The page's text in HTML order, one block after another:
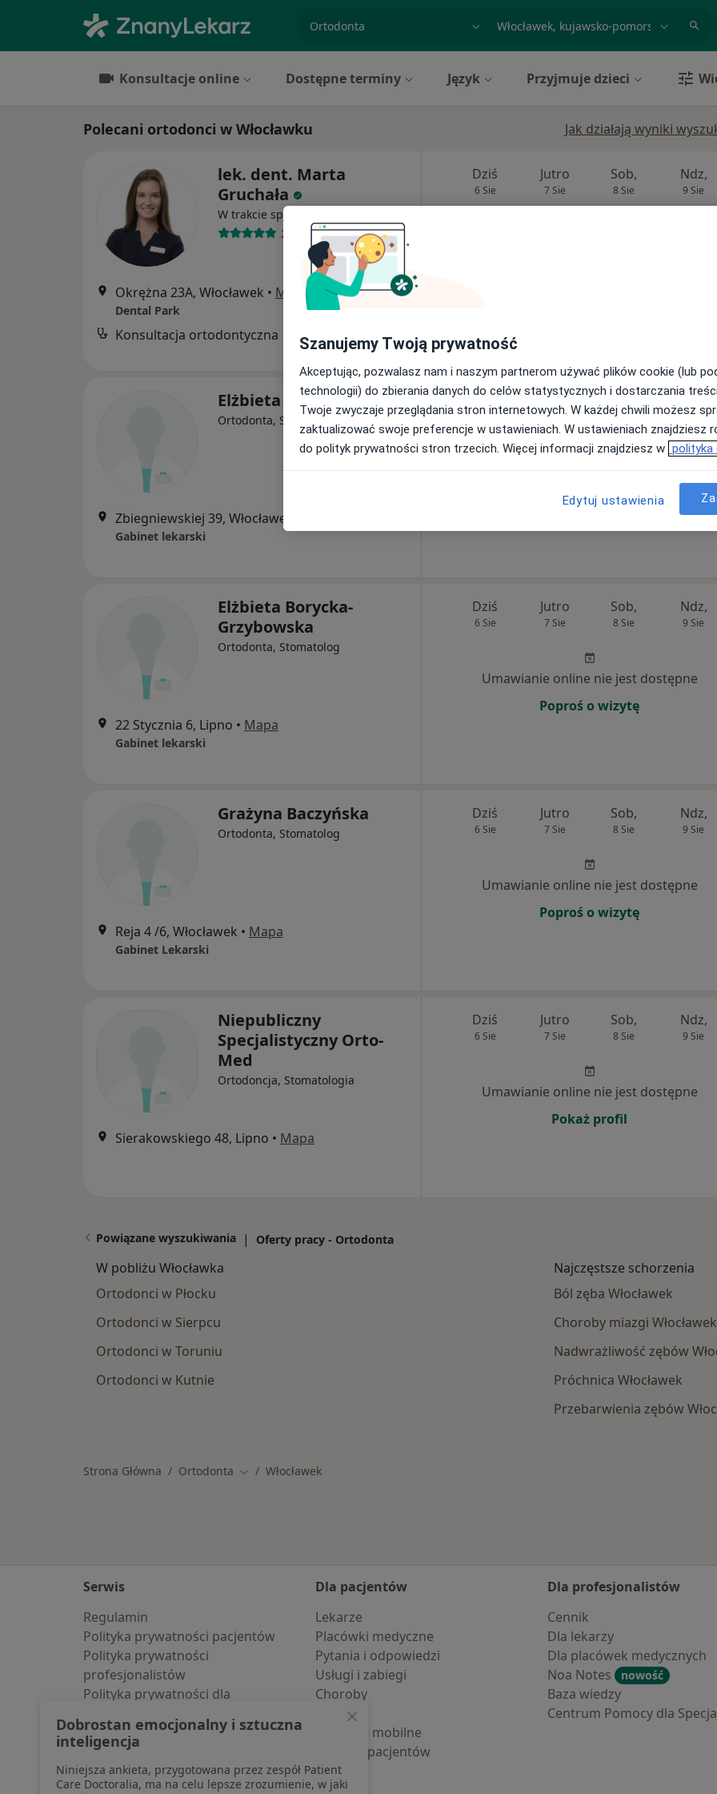
Konsultacje online Dostępne terminy Język Przyjmuje dzieci
Polecani ortodonci w Włocławku Jak działają wyniki
lek. dent. Marta
Gruchała
W trakcie specjalizacji (Ortodonta)
22 opinie
Okrężna 23A, Włocławek • Mapa
Dental Park
Konsultacja ortodontyczna Brak ceny
Dziś
6 Sie
Jutro
7 Sie
Sob,
8 Sie
Ndz,
9 Sie
Elżbieta Kołucka
Ortodonta, Stomatolog
Zbiegniewskiej 39, Włocławek
Gabinet lekarski
Dziś
6 Sie
Jutro
7 Sie
Sob,
8 Sie
Ndz,
9 Sie
Poproś o wizytę
Elżbieta Borycka-
Grzybowska
Ortodonta, Stomatolog
22 Stycznia 6, Lipno • Mapa
Gabinet lekarski
Dziś
6 Sie
Jutro
7 Sie
Sob,
8 Sie
Ndz,
9 Sie
Umawianie online nie jest dostępne
Poproś o wizytę
Grażyna Baczyńska
Ortodonta, Stomatolog
Reja 4 /6, Włocławek • Mapa
Gabinet Lekarski
Dziś
6 Sie
Jutro
7 Sie
Sob,
8 Sie
Ndz,
9 Sie
Umawianie online nie jest dostępne
Poproś o wizytę
Niepubliczny
Specjalistyczny Orto-
Med
Ortodoncja, Stomatologia
Sierakowskiego 48, Lipno • Mapa
Dziś
6 Sie
Jutro
7 Sie
Sob,
8 Sie
Ndz,
9 Sie
Umawianie online nie jest dostępne
Pokaż profil
Powiązane wyszukiwania | Oferty pracy - Ortodonta
W pobliżu Włocławka
Ortodonci w Płocku
Ortodonci w Sierpcu
Ortodonci w Toruniu
Ortodonci w Kutnie
Najczęstsze schorzenia
Ból zęba Włocławek
Choroby miazgi Włocławek
Nadwrażliwość zębów
Próchnica Włocławek
Przebarwienia zębów
Strona Główna Ortodonta Zmień miasto
Włocławek
Serwis
Regulamin
Polityka prywatności pacjentów
Polityka prywatności
profesjonalistów
Polityka prywatności dla
pozyskaliśmy samodzielnie
Polityka cookies
Jak działają wyniki wyszukiwania
Dostępność
Dla pacjentów
Lekarze
Placówki medyczne
Pytania i odpowiedzi
Usługi i zabiegi
Choroby
Pomoc
Aplikacje mobilne
Blog dla pacjentów
Dla profesjonalistów
Cennik
Dla lekarzy
Dla placówek medycznych
Noa Notes
nowość
Baza wiedzy
Centrum Pomocy dla
Szanujemy Twoją prywatność
Akceptując, pozwalasz nam i naszym partnerom używać plików cookie (lub
technologii) do zbierania danych do celów statystycznych i dostarczania
Twoje zwyczaje przeglądania stron internetowych. W każdej chwili możesz
zaktualizować swoje preferencje w ustawieniach. W ustawieniach znajdziesz
do polityk prywatności stron trzecich. Więcej informacji znajdziesz w polityka
Edytuj ustawienia
Dobrostan emocjonalny i sztuczna
inteligencja
Niniejsza ankieta, przygotowana przez zespół Patient
Care Doctoralia, ma na celu lepsze zrozumienie, w jaki